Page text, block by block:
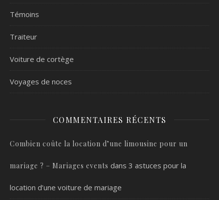
Témoins
Traiteur
Voiture de cortège
Voyages de noces
COMMENTAIRES RÉCENTS
Combien coûte la location d’une limousine pour un
mariage ? – Mariages events dans 3 astuces pour la
location d’une voiture de mariage